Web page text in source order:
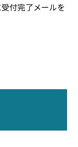
付完了メールを